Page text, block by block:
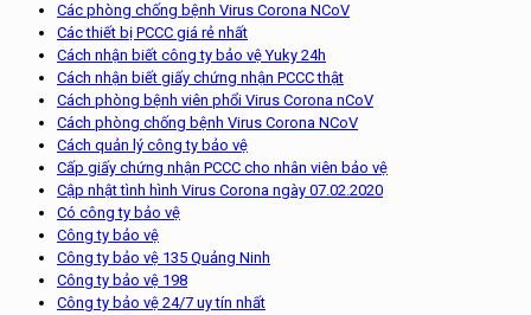
Các phòng chống bệnh Virus Corona NCoV
Các thiết bị PCCC giá rẻ nhất
Cách nhận biết công ty bảo vệ Yuky 24h
Cách nhận biết giấy chứng nhận PCCC thật
Cách phòng bệnh viên phổi Virus Corona nCoV
Cách phòng chống bệnh Virus Corona NCoV
Cách quản lý công ty bảo vệ
Cấp giấy chứng nhận PCCC cho nhân viên bảo vệ
Cập nhật tình hình Virus Corona ngày 07.02.2020
Có công ty bảo vệ
Công ty bảo vệ
Công ty bảo vệ 135 Quảng Ninh
Công ty bảo vệ 198
Công ty bảo vệ 24/7 uy tín nhất